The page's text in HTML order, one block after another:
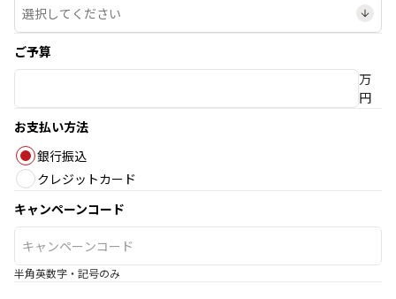
ご予算
万
円
お支払い方法
銀行振込
クレジットカード
キャンペーンコード
半角英数字・記号のみ